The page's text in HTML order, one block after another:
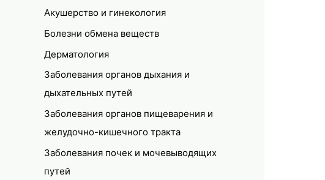
Акушерство и гинекология
Болезни обмена веществ
Дерматология
Заболевания органов дыхания и
дыхательных путей
Заболевания органов пищеварения и
желудочно-кишечного тракта
Заболевания почек и мочевыводящих
путей